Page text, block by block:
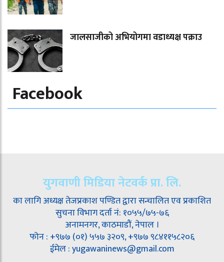
जालसाजीको अभियोगमा वडाध्यक्ष पक्राउ
Facebook
युगवाणी मिडिया नेटवर्क प्रा. लि.
का लागि अध्यक्ष तेजप्रकाश पण्डित द्वारा सन्चालित एव प्रकाशित
सुचना विभाग दर्ता नं: १०५५/७५-७६
अनामनगर, काठमाडौं, नेपाल ।
फोन : +९७७ (०१) ५५७ ३२०९, +९७७ ९८४११५८२०६
ईमेल : yugawaninews@gmail.com